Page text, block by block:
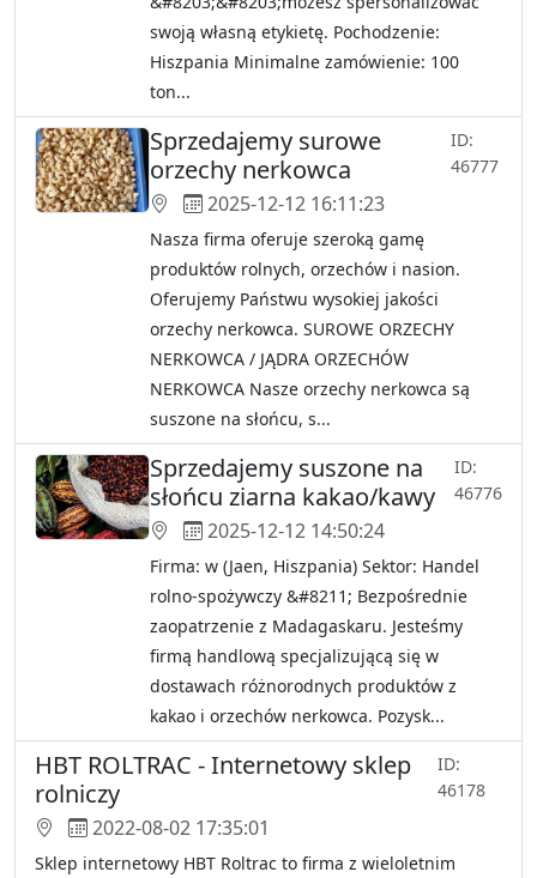
swoją własną etykietę. Pochodzenie:
Hiszpania Minimalne zamówienie: 100
ton...
Sprzedajemy surowe
orzechy nerkowca
ID:
46777
2025-12-12 16:11:23
Nasza firma oferuje szeroką gamę
produktów rolnych, orzechów i nasion.
Oferujemy Państwu wysokiej jakości
orzechy nerkowca. SUROWE ORZECHY
NERKOWCA / JĄDRA ORZECHÓW
NERKOWCA Nasze orzechy nerkowca są
suszone na słońcu, s...
Sprzedajemy suszone na
słońcu ziarna kakao/kawy
ID:
46776
2025-12-12 14:50:24
Firma: w (Jaen, Hiszpania) Sektor: Handel
rolno-spożywczy &#8211; Bezpośrednie
zaopatrzenie z Madagaskaru. Jesteśmy
firmą handlową specjalizującą się w
dostawach różnorodnych produktów z
kakao i orzechów nerkowca. Pozysk...
HBT ROLTRAC - Internetowy sklep
rolniczy
ID:
46178
2022-08-02 17:35:01
Sklep internetowy HBT Roltrac to firma z wieloletnim